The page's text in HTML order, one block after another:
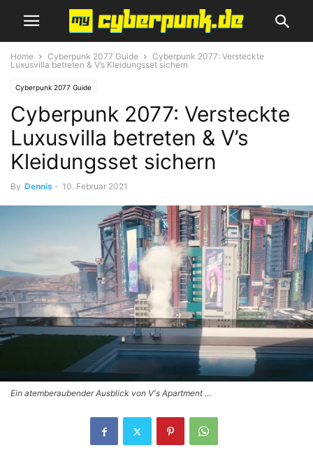
Home Cyberpunk 2077 Guide
Cyberpunk 2077: Versteckte
Luxusvilla betreten & V’s Kleidungsset sichern
Cyberpunk 2077 Guide
Cyberpunk 2077: Versteckte
Luxusvilla betreten & V’s
Kleidungsset sichern
By Dennis - 10. Februar 2021
Ein atemberaubender Ausblick von V's Apartment ...